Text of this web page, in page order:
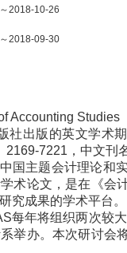
2018-10-26
2018-09-30
Accounting
社出版的英文学术
7221，中文刊
国主题会计理论和
术论文，是在《会
究成果的学术平台。
每年将组织两次较
举办。本次研讨会